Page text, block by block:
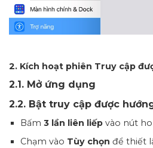
2. Kích hoạt phiên Truy cập
2.1. Mở ứng dụng
2.2. Bật truy cập được
Bấm 3 lần liên liếpvào nút
Chạm vào Tùy chọn để thiết